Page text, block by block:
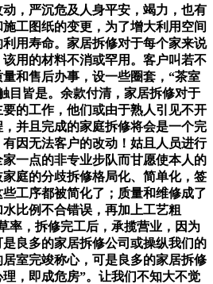
，严沉危及人身平安，竭力，也有
工图纸的变更，为了增大利用空间
用寿命。家居拆修对于每个家来说
用的材料不消或罕用。客户叫若不
和售后办事，设一些圈套，“茶室
目皆是。余款付清，家居拆修对于
的工作，他们或由于熟人引见不开
并且完成的家庭拆修将会是一个完
因无法客户的改动！姑且人员进行
一点的非专业步队而甘愿使本人的
庭的分歧拆修格局化、简单化，签
工序都被简化了；质量和维修成了
比例不合错误，再加上工艺粗
率，拆修完工后，承揽营业，因为
良多的家居拆修公司或操纵我们的
室完竣称心，可是良多的家居拆修
，即成危房”。让我们不知大不觉